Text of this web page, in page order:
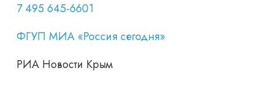
7 495 645-6601
ФГУП МИА «Россия сегодня»
РИА Новости Крым